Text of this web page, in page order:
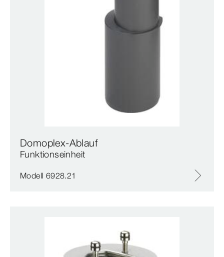
Domoplex-Ablauf
Funktionseinheit
Modell 6928.21